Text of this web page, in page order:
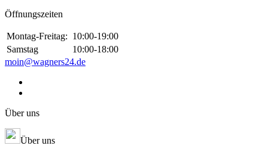
Öffnungszeiten
Montag-Freitag: 10:00-19:00
Samstag
10:00-18:00
moin@wagners24.de
Über uns
Über uns